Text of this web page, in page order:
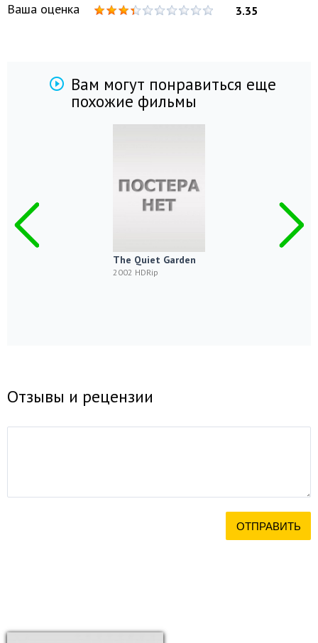
Ваша оценка 3.35
Вам могут понравиться еще
похожие фильмы
The Quiet Garden
2002 HDRip
Отзывы и рецензии